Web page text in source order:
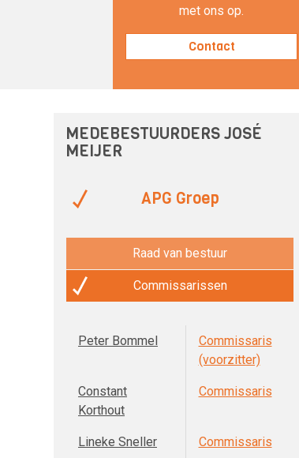
met ons op.
Contact
MEDEBESTUURDERS JOSÉ
MEIJER
APG Groep
Raad van bestuur
Commissarissen
Peter Bommel
Commissaris
(voorzitter)
Constant
Korthout
Commissaris
Lineke Sneller Commissaris